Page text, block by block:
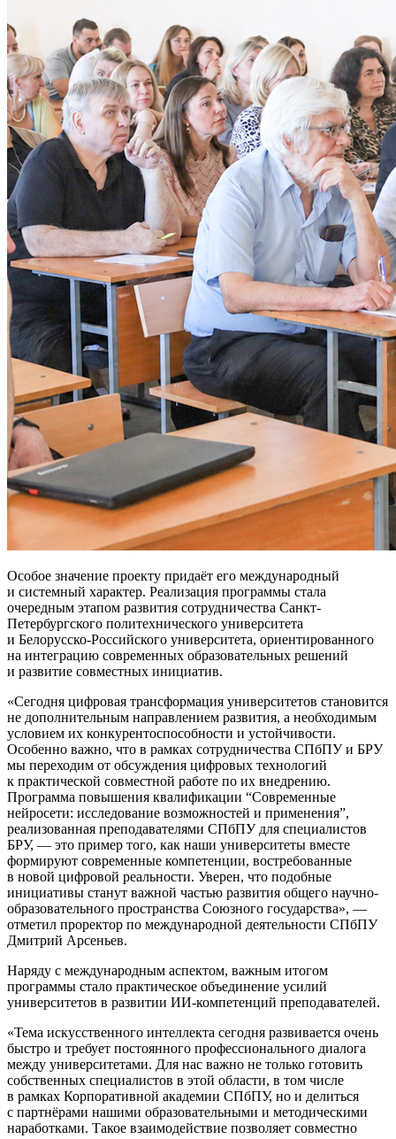
Особое значение проекту придаёт его международный
и системный характер. Реализация программы стала
очередным этапом развития сотрудничества Санкт-
Петербургского политехнического университета
и Белорусско-Российского университета, ориентированного
на интеграцию современных образовательных решений
и развитие совместных инициатив.
Сегодня цифровая трансформация университетов становится
не дополнительным направлением развития, а необходимым
условием их конкурентоспособности и устойчивости.
Особенно важно, что в рамках сотрудничества СПбПУ и БРУ
мы переходим от обсуждения цифровых технологий
к практической совместной работе по их внедрению.
Программа повышения квалификации “Современные
нейросети: исследование возможностей и применения”,
реализованная преподавателями СПбПУ для специалистов
БРУ, — это пример того, как наши университеты вместе
формируют современные компетенции, востребованные
в новой цифровой реальности. Уверен, что подобные
инициативы станут важной частью развития общего научно-
образовательного пространства Союзного государства , —
отметил проректор по международной деятельности СПбПУ
Дмитрий Арсеньев.
Наряду с международным аспектом, важным итогом
программы стало практическое объединение усилий
университетов в развитии ИИ-компетенций преподавателей.
Тема искусственного интеллекта сегодня развивается очень
быстро и требует постоянного профессионального диалога
между университетами. Для нас важно не только готовить
собственных специалистов в этой области, в том числе
в рамках Корпоративной академии СПбПУ, но и делиться
с партнёрами нашими образовательными и методическими
наработками. Такое взаимодействие позволяет совместно